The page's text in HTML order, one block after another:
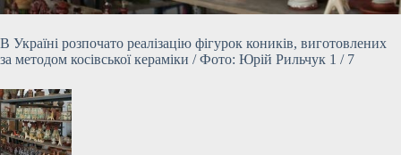
В Україні розпочато реалізацію фігурок коників, виготовлених
за методом косівської кераміки / Фото: Юрій Рильчук 1 / 7